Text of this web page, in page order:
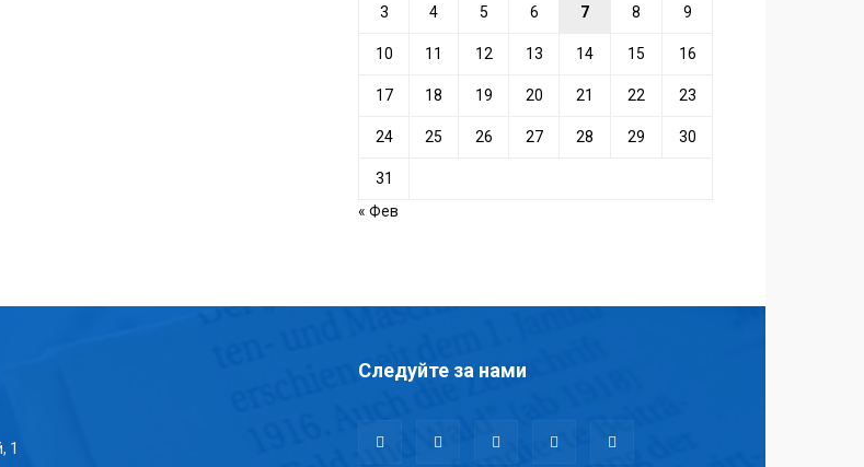
3 4 5 6 7 8 9
10 11 12 13 14 15 16
17 18 19 20 21 22 23
24 25 26 27 28 29 30
31
« Фев
1
Следуйте за нами